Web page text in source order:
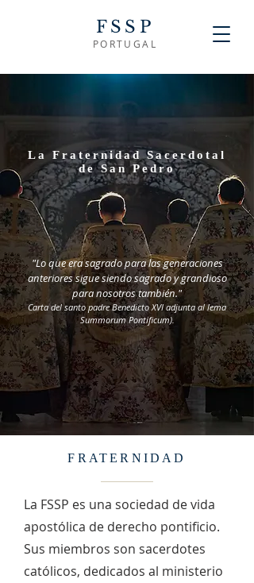
FSSP
PORTUGAL
La Fraternidad Sacerdotal
de San Pedro
"Lo que era sagrado para las generaciones
anteriores sigue siendo sagrado y grandioso
para nosotros también."
Carta del santo padre Benedicto XVI adjunta al lema
Summorum Pontificum).
FRATERNIDAD
La FSSP es una sociedad de vida
apostólica de derecho pontificio.
Sus miembros son sacerdotes
católicos, dedicados al ministerio